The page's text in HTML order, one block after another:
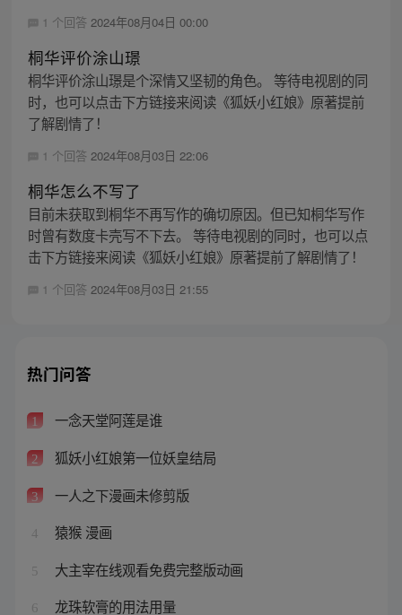
1 个回答 2024年08月04日 00:00
桐华评价涂山璟
桐华评价涂山璟是个深情又坚韧的角色。 等待电视剧的同
时，也可以点击下方链接来阅读《狐妖小红娘》原著提前
了解剧情了！
1 个回答 2024年08月03日 22:06
桐华怎么不写了
目前未获取到桐华不再写作的确切原因。但已知桐华写作
时曾有数度卡壳写不下去。 等待电视剧的同时，也可以点
击下方链接来阅读《狐妖小红娘》原著提前了解剧情了！
1 个回答 2024年08月03日 21:55
热门问答
1 一念天堂阿莲是谁
2 狐妖小红娘第一位妖皇结局
3 一人之下漫画未修剪版
4 猿猴 漫画
5 大主宰在线观看免费完整版动画
6 龙珠软膏的用法用量